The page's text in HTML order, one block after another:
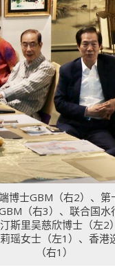
博士GBM（右2）、第
（右3）、联合国水
斯里吴慈欣博士（左2
瑶女士（左1）、香港
（右1）